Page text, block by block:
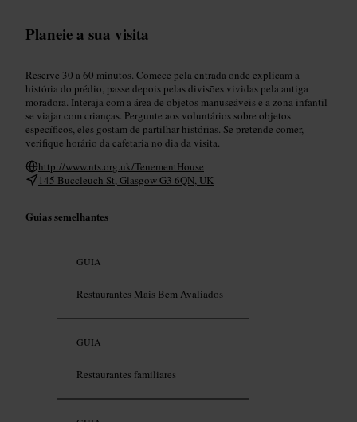
Planeie a sua visita
Reserve 30 a 60 minutos. Comece pela entrada onde explicam a
história do prédio, passe depois pelas divisões vividas pela antiga
moradora. Interaja com a área de objetos manuseáveis e a zona infantil
se viajar com crianças. Pergunte aos voluntários sobre objetos
específicos, eles gostam de partilhar histórias. Se pretende comer,
verifique horário da cafetaria no dia da visita.
http://www.nts.org.uk/TenementHouse
145 Buccleuch St, Glasgow G3 6QN, UK
Guias semelhantes
GUIA
Restaurantes Mais Bem Avaliados
GUIA
Restaurantes familiares